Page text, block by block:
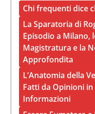
Chi frequenti dice
La Sparatoria di
Episodio a Milano,
Magistratura e la
Approfondita
L’Anatomia della
Fatti da Opinioni
Informazioni